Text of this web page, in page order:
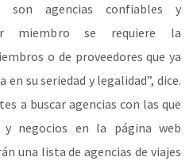
agencias confiables y
miembro se requiere la
o de proveedores que ya
su seriedad y legalidad”, dice.
a buscar agencias con las que
y negocios en la página web
una lista de agencias de viajes